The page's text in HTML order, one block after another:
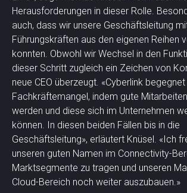
Herausforderungen in dieser Rolle.
auch, dass wir unsere Geschäftsleitung
Führungskräften aus den eigenen Reihen
konnten. Obwohl wir Wechsel in den
dieser Schritt zugleich ein Zeichen von
neue CEO überzeugt. «Cyberlink
Fachkräftemangel, indem gute
werden und diese sich im Unternehmen
können. In diesen beiden Fällen bis in die
Geschäftsleitung», erläutert Knüsel. «Ich
unseren guten Namen im Connectivity-
Marktsegmente zu tragen und unseren
Cloud-Bereich noch weiter auszubauen.»